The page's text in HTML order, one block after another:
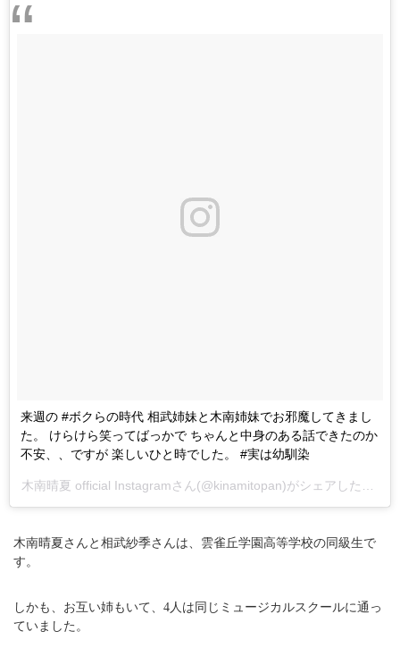
来週の #ボクらの時代 相武姉妹と木南姉妹でお邪魔してきまし
た。 けらけら笑ってばっかで ちゃんと中身のある話できたのか
不安、、ですが 楽しいひと時でした。 #実は幼馴染
木南晴夏 official Instagramさん(@kinamitopan)がシェアした投稿 –
木南晴夏さんと相武紗季さんは、雲雀丘学園高等学校の同級生で
す。
しかも、お互い姉もいて、4人は同じミュージカルスクールに通っ
ていました。